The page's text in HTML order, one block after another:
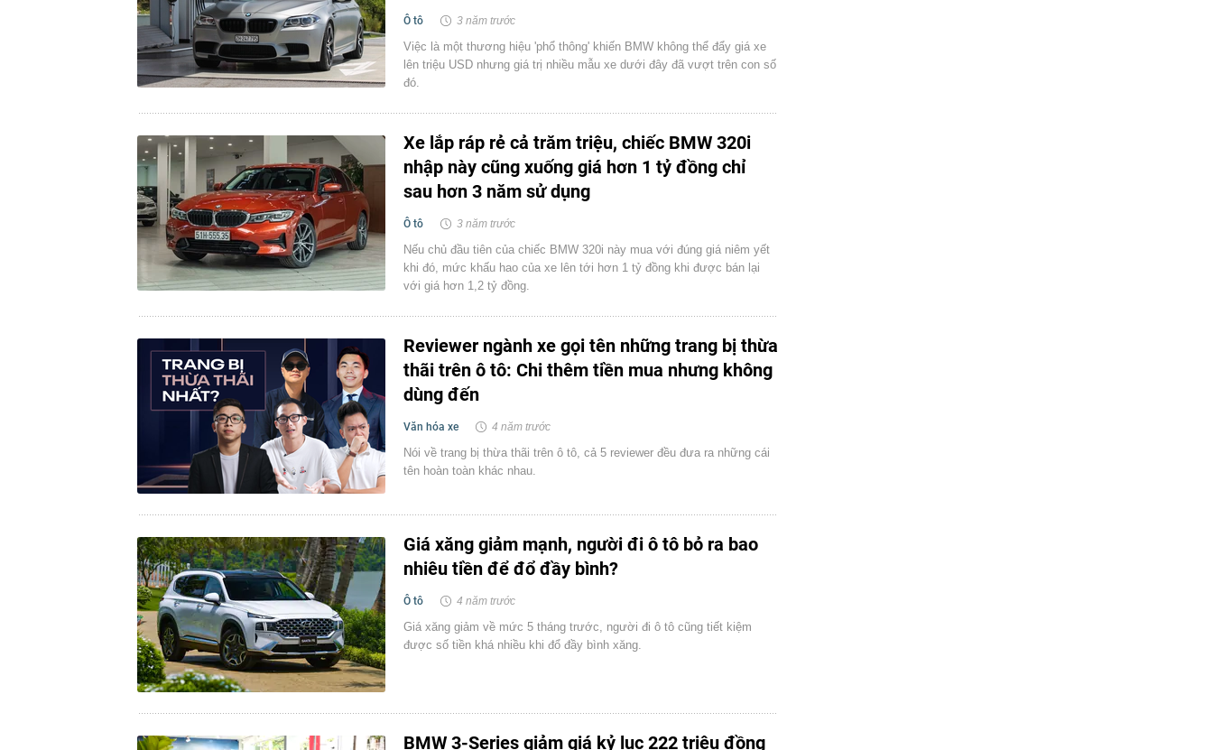
Ô tô 3 năm trước
Việc là một thương hiệu 'phổ thông' khiến BMW không thể đẩy giá xe
lên triệu USD nhưng giá trị nhiều mẫu xe dưới đây đã vượt trên con số
đó.
Xe lắp ráp rẻ cả trăm triệu, chiếc BMW 320i
nhập này cũng xuống giá hơn 1 tỷ đồng chỉ
sau hơn 3 năm sử dụng
Ô tô 3 năm trước
Nếu chủ đầu tiên của chiếc BMW 320i này mua với đúng giá niêm yết
khi đó, mức khấu hao của xe lên tới hơn 1 tỷ đồng khi được bán lại
với giá hơn 1,2 tỷ đồng.
Reviewer ngành xe gọi tên những trang bị thừa
thãi trên ô tô: Chi thêm tiền mua nhưng không
dùng đến
Văn hóa xe 4 năm trước
Nói về trang bị thừa thãi trên ô tô, cả 5 reviewer đều đưa ra những cái
tên hoàn toàn khác nhau.
Giá xăng giảm mạnh, người đi ô tô bỏ ra bao
nhiêu tiền để đổ đầy bình?
Ô tô 4 năm trước
Giá xăng giảm về mức 5 tháng trước, người đi ô tô cũng tiết kiệm
được số tiền khá nhiều khi đổ đầy bình xăng.
BMW 3-Series giảm giá kỷ lục 222 triệu đồng